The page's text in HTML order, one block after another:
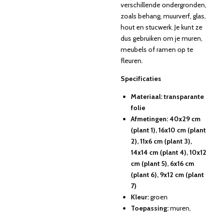
verschillende ondergronden,
zoals behang, muurverf, glas,
hout en stucwerk. Je kunt ze
dus gebruiken om je muren,
meubels of ramen op te
fleuren.
Specificaties
Materiaal: transparante
folie
Afmetingen: 40x29 cm
(plant 1), 16x10 cm (plant
2), 11x6 cm (plant 3),
14x14 cm (plant 4), 10x12
cm (plant 5), 6x16 cm
(plant 6), 9x12 cm (plant
7)
Kleur:groen
Toepassing:muren,